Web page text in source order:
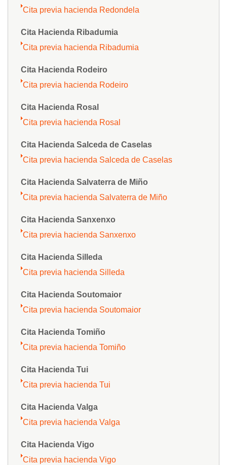
Cita previa hacienda Redondela
Cita Hacienda Ribadumia
Cita previa hacienda Ribadumia
Cita Hacienda Rodeiro
Cita previa hacienda Rodeiro
Cita Hacienda Rosal
Cita previa hacienda Rosal
Cita Hacienda Salceda de Caselas
Cita previa hacienda Salceda de Caselas
Cita Hacienda Salvaterra de Miño
Cita previa hacienda Salvaterra de Miño
Cita Hacienda Sanxenxo
Cita previa hacienda Sanxenxo
Cita Hacienda Silleda
Cita previa hacienda Silleda
Cita Hacienda Soutomaior
Cita previa hacienda Soutomaior
Cita Hacienda Tomiño
Cita previa hacienda Tomiño
Cita Hacienda Tui
Cita previa hacienda Tui
Cita Hacienda Valga
Cita previa hacienda Valga
Cita Hacienda Vigo
Cita previa hacienda Vigo